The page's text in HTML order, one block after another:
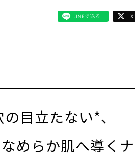
目立たない*、
めらか肌へ導く